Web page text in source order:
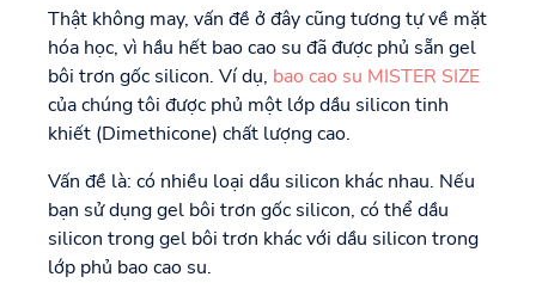
Thật không may, vấn đề ở đây cũng tương tự về mặt
hóa học, vì hầu hết bao cao su đã được phủ sẵn gel
bôi trơn gốc silicon. Ví dụ, bao cao su MISTER SIZE
của chúng tôi được phủ một lớp dầu silicon tinh
khiết (Dimethicone) chất lượng cao.
Vấn đề là: có nhiều loại dầu silicon khác nhau. Nếu
bạn sử dụng gel bôi trơn gốc silicon, có thể dầu
silicon trong gel bôi trơn khác với dầu silicon trong
lớp phủ bao cao su.